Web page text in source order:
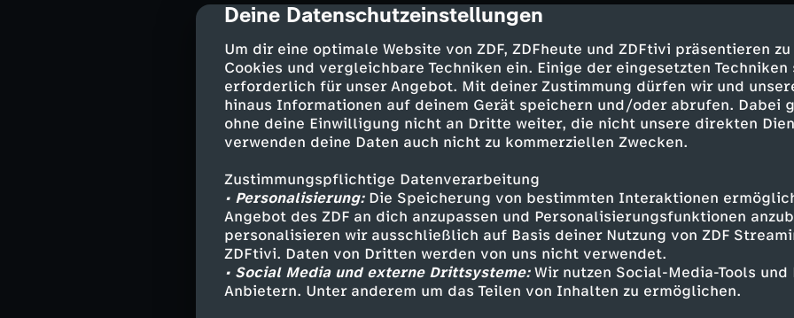
cmp-dialog-description
Deine Datenschutzeinstellungen
Um dir eine optimale Website von ZDF, ZDFheute und ZDFtivi präsentieren
Cookies und vergleichbare Techniken ein. Einige der eingesetzten
erforderlich für unser Angebot. Mit deiner Zustimmung dürfen wir und
hinaus Informationen auf deinem Gerät speichern und/oder abrufen. Dabei
ohne deine Einwilligung nicht an Dritte weiter, die nicht unsere direkten
verwenden deine Daten auch nicht zu kommerziellen Zwecken.
Zustimmungspflichtige Datenverarbeitung
• Personalisierung:Die Speicherung von bestimmten Interaktionen
Angebot des ZDF an dich anzupassen und Personalisierungsfunktionen
personalisieren wir ausschließlich auf Basis deiner Nutzung von ZDF
ZDFtivi. Daten von Dritten werden von uns nicht verwendet.
• Social Media und externe Drittsysteme:Wir nutzen Social-Media-Tools und
Anbietern. Unter anderem um das Teilen von Inhalten zu ermöglichen.
"Roger" kämpft sich über staubige Sandpisten und enge
Berglandschaft besucht die Familie einen Stamm der Kogui-
selten Kontakt mit der Außenwelt haben. Die Kogui begreifen
der Welt, die ohne materiellen Besitz versuchen, die Welt im
halten. Die deutsche Familie erlebt eine beeindruckende
besonders für die Kinder zuvor kaum vorstellbar war.
Die Schule des Lebens in ihrer ganzen Vielfalt
Doch ein Teil ihres alten Lebens begleitet sie: Alle Kinder sind
schulpflichtigen Alter. Da die von Bargens keinen offiziellen
Deutschland haben, dürfen sie die schulische Ausbildung ihrer